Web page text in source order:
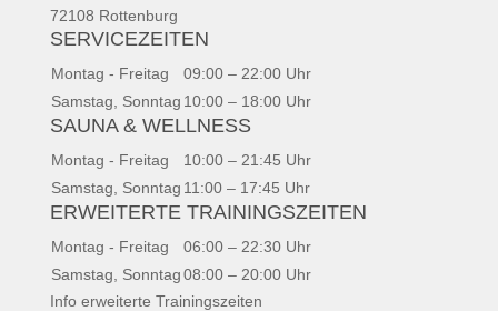
72108 Rottenburg
SERVICEZEITEN
Montag - Freitag
09:00 – 22:00 Uhr
Samstag, Sonntag 10:00 – 18:00 Uhr
SAUNA & WELLNESS
Montag - Freitag
10:00 – 21:45 Uhr
Samstag, Sonntag 11:00 – 17:45 Uhr
ERWEITERTE TRAININGSZEITEN
Montag - Freitag
06:00 – 22:30 Uhr
Samstag, Sonntag08:00 – 20:00 Uhr
Info erweiterte Trainingszeiten